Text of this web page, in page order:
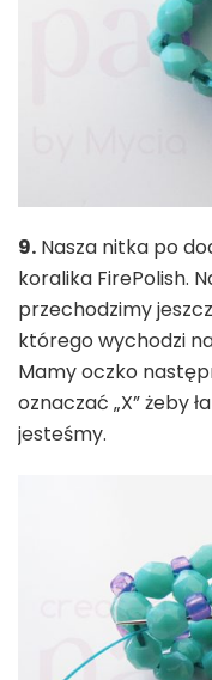
9. Nasza nitka po
koralika FirePolish.
przechodzimy
którego wychodzi
Mamy oczko
oznaczać „X” żeby
jesteśmy.